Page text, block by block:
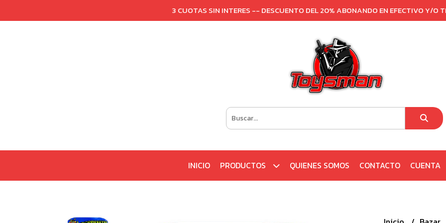
3 CUOTAS SIN INTERES -- DESCUENTO DEL 20% ABONANDO EN EFECTIVO Y/O
INICIO PRODUCTOS QUIENES SOMOS CONTACTO CUENTA